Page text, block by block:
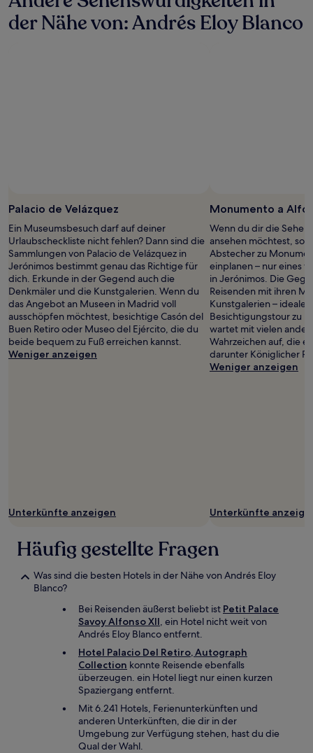
der Nähe von: Andrés Eloy Blanco
Palacio de Velázquez
Ein Museumsbesuch darf auf deiner
Urlaubscheckliste nicht fehlen? Dann sind die
Sammlungen von Palacio de Velázquez in
Jerónimos bestimmt genau das Richtige für
dich. Erkunde in der Gegend auch die
Denkmäler und die Kunstgalerien. Wenn du
das Angebot an Museen in Madrid voll
ausschöpfen möchtest, besichtige Casón del
Buen Retiro oder Museo del Ejército, die du
beide bequem zu Fuß erreichen kannst.
Weniger anzeigen
Unterkünfte anzeigen
Monumento a
Wenn du dir die
ansehen möchtest,
Abstecher zu
einplanen – nur eines
in Jerónimos. Die
Reisenden mit ihren
Kunstgalerien – ideale
Besichtigungstour zu
wartet mit vielen
Wahrzeichen auf, die
darunter Königlicher
Weniger anzeigen
Unterkünfte
Häufig gestellte Fragen
Was sind die besten Hotels in der Nähe von Andrés Eloy
Blanco?
Bei Reisenden äußerst beliebt ist Petit Palace
Savoy Alfonso XII, ein Hotel nicht weit von
Andrés Eloy Blanco entfernt.
Hotel Palacio Del Retiro, Autograph
Collection konnte Reisende ebenfalls
überzeugen. ein Hotel liegt nur einen kurzen
Spaziergang entfernt.
Mit 6.241 Hotels, Ferienunterkünften und
anderen Unterkünften, die dir in der
Umgebung zur Verfügung stehen, hast du die
Qual der Wahl.